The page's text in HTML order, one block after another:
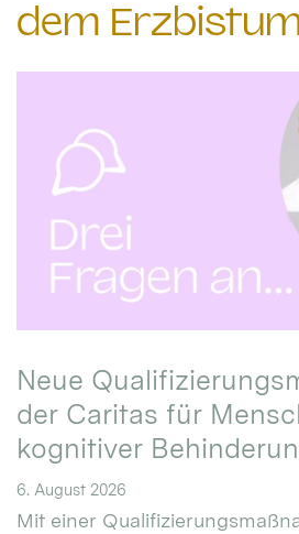
dem
Neue
der Caritas für
kognitiver
6. August 2026
Mit einer